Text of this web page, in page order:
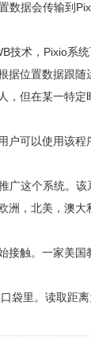
数据会传输到
技术，Pixio系
据位置数据跟随
，但在某一特
户可以使用该
广这个系统。该
洲，北美，澳
接触。一家美
袋里。读取距